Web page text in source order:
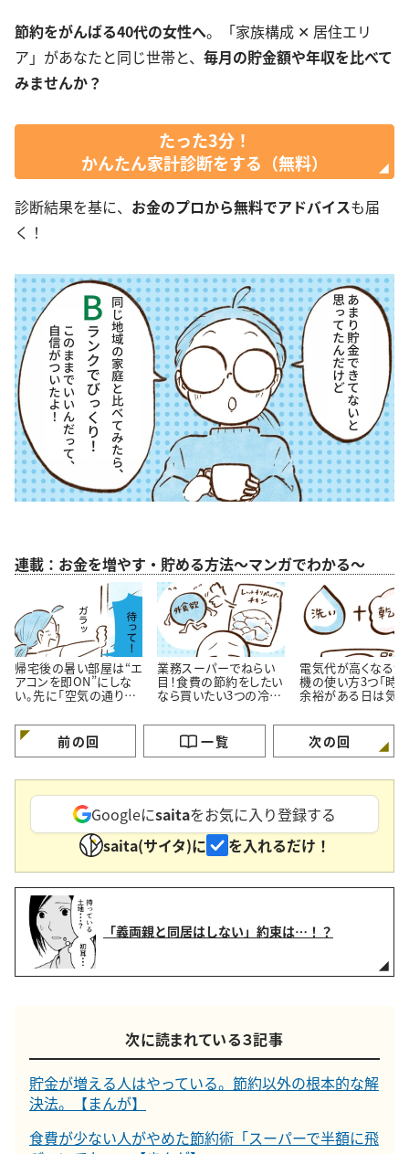
節約をがんばる40代の女性へ。「家族構成 ✕ 居住エリ
ア」があなたと同じ世帯と、 毎月の貯金額や年収を比べて
みませんか？
たった3分！
かんたん家計診断をする（無料）
診断結果を基に、 お金のプロから無料でアドバイスも届
く！
連載：お金を増やす・貯める方法～マンガでわかる～
帰宅後の暑い部屋は“エ
アコンを即ON”にしな
い。先に「空気の通り
業務スーパーでねらい
目！食費の節約をしたい
なら買いたい3つの冷凍
電気代が高くなる
機の使い方3つ「時
余裕がある日は気
前の回 一覧 次の回
Googleにsaitaをお気に入り登録する
saita(サイタ)に
を入れるだけ！
「義両親と同居はしない」約束は…！？
次に読まれている３記事
貯金が増える人はやっている。節約以外の根本的な解
決法。【まんが】
食費が少ない人がやめた節約術「スーパーで半額に飛